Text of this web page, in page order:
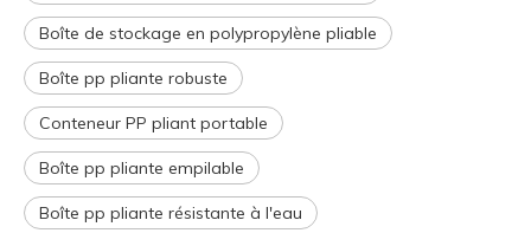
Boîte de stockage en polypropylène pliable
Boîte pp pliante robuste
Conteneur PP pliant portable
Boîte pp pliante empilable
Boîte pp pliante résistante à l'eau